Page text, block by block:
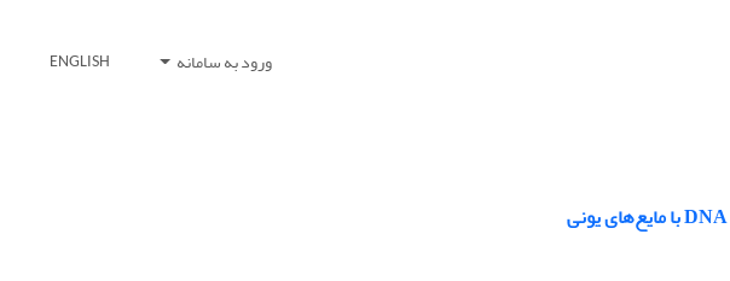
ورود به سامانه ENGLISH